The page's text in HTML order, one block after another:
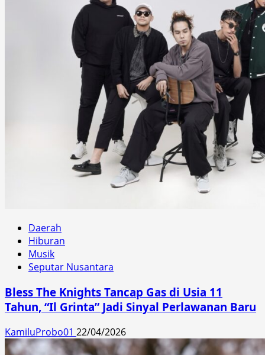
Daerah
Hiburan
Musik
Seputar Nusantara
Bless The Knights Tancap Gas di Usia 11
Tahun, “Il Grinta” Jadi Sinyal Perlawanan Baru
KamiluProbo01 22/04/2026